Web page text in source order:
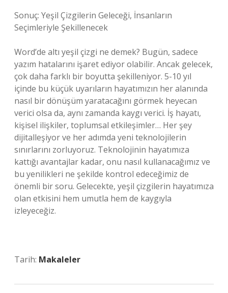
Sonuç: Yeşil Çizgilerin Geleceği, İnsanların
Seçimleriyle Şekillenecek
Word’de altı yeşil çizgi ne demek? Bugün, sadece
yazım hatalarını işaret ediyor olabilir. Ancak gelecek,
çok daha farklı bir boyutta şekilleniyor. 5-10 yıl
içinde bu küçük uyarıların hayatımızın her alanında
nasıl bir dönüşüm yaratacağını görmek heyecan
verici olsa da, aynı zamanda kaygı verici. İş hayatı,
kişisel ilişkiler, toplumsal etkileşimler… Her şey
dijitalleşiyor ve her adımda yeni teknolojilerin
sınırlarını zorluyoruz. Teknolojinin hayatımıza
kattığı avantajlar kadar, onu nasıl kullanacağımız ve
bu yenilikleri ne şekilde kontrol edeceğimiz de
önemli bir soru. Gelecekte, yeşil çizgilerin hayatımıza
olan etkisini hem umutla hem de kaygıyla
izleyeceğiz.
Tarih: Makaleler